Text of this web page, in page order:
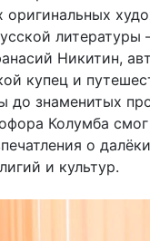
Никитин,
купец и
до знаменитых
Колумба смог
о
и культур.